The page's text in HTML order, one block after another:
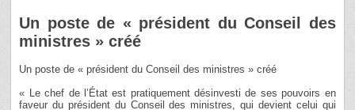
Un poste de « président du Conseil des
ministres » créé
Un poste de « président du Conseil des ministres » créé
« Le chef de l’État est pratiquement désinvesti de ses pouvoirs en
faveur du président du Conseil des ministres, qui devient celui qui